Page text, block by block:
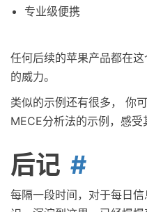
专业级便携
任何后续的苹果产品都在
的威力。
类似的示例还有很多， 你
MECE分析法的示例，感受
后记
每隔一段时间，对于每日